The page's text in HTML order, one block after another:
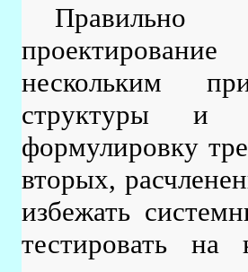
Правильно
нескольким
структуры и
формулировку
вторых,
избежать
тестировать